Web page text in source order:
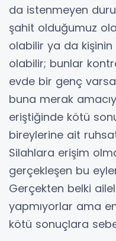
da istenmeyen
şahit olduğumuz
olabilir ya da
olabilir; bunlar
evde bir genç
buna merak
eriştiğinde kötü
bireylerine ait
Silahlara erişim
gerçekleşen bu
Gerçekten belki
yapmıyorlar ama
kötü sonuçlara